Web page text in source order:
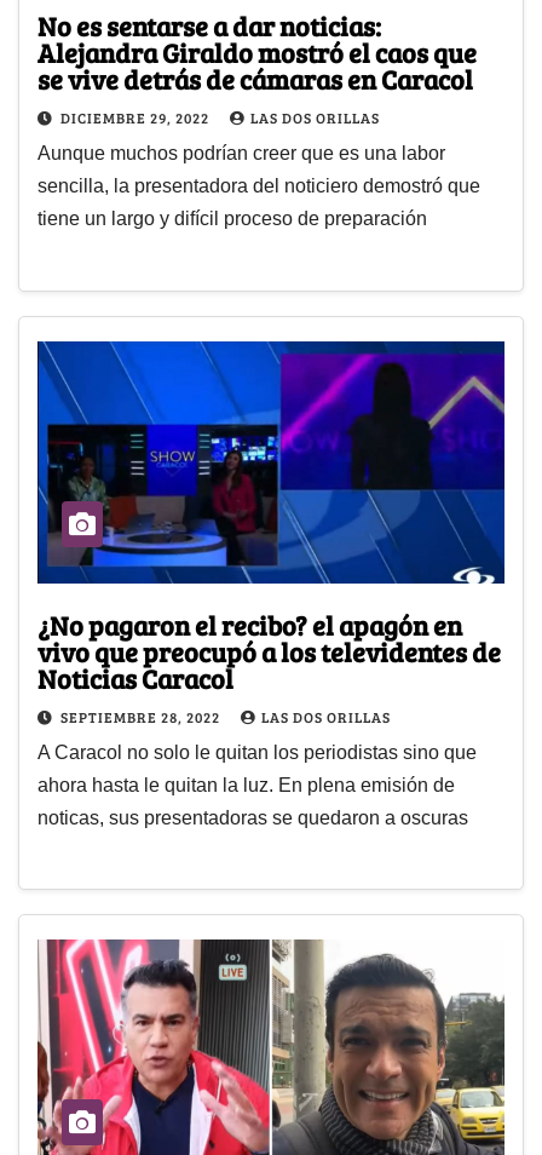
No es sentarse a dar noticias:
Alejandra Giraldo mostró el caos que
se vive detrás de cámaras en Caracol
DICIEMBRE 29, 2022 LAS DOS ORILLAS
Aunque muchos podrían creer que es una labor
sencilla, la presentadora del noticiero demostró que
tiene un largo y difícil proceso de preparación
¿No pagaron el recibo? el apagón en
vivo que preocupó a los televidentes de
Noticias Caracol
SEPTIEMBRE 28, 2022 LAS DOS ORILLAS
A Caracol no solo le quitan los periodistas sino que
ahora hasta le quitan la luz. En plena emisión de
noticas, sus presentadoras se quedaron a oscuras